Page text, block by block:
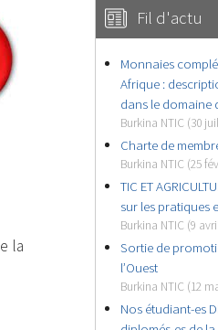
la
Fil d'actu
Monnaies
Afrique :
dans le domaine
Burkina NTIC (30
Charte de
Burkina NTIC (25
TIC ET
sur les pratiques
Burkina NTIC (9
Sortie de
l’Ouest
Burkina NTIC (12
Nos étudiant-es